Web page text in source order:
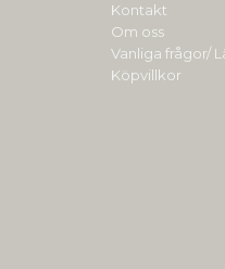
Kontakt
Om oss
Vanliga frågor/
Köpvillkor